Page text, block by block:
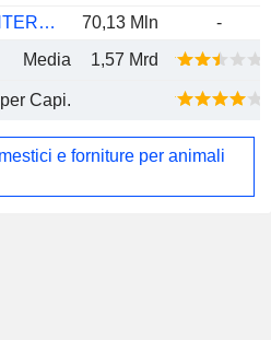
WONDER PETS ENTERPRISES CORPORATION
70,13 Mln
-
Media
1,57 Mrd
Capi.
e forniture per animali